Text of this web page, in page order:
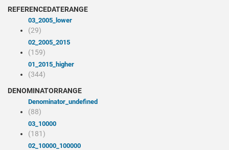
REFERENCEDATERANGE
03_2005_lower
(29)
02_2005_2015
(159)
01_2015_higher
(344)
DENOMINATORRANGE
denominator_undefined
(88)
03_10000
(181)
02_10000_100000